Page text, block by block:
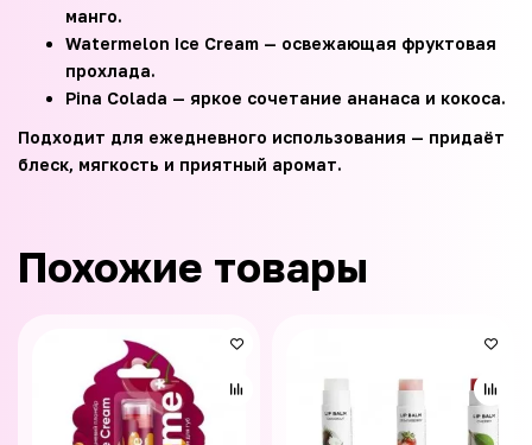
манго.
Watermelon Ice Cream — освежающая фруктовая
прохлада.
Pina Colada — яркое сочетание ананаса и кокоса.
Подходит для ежедневного использования — придаёт
блеск, мягкость и приятный аромат.
Похожие товары